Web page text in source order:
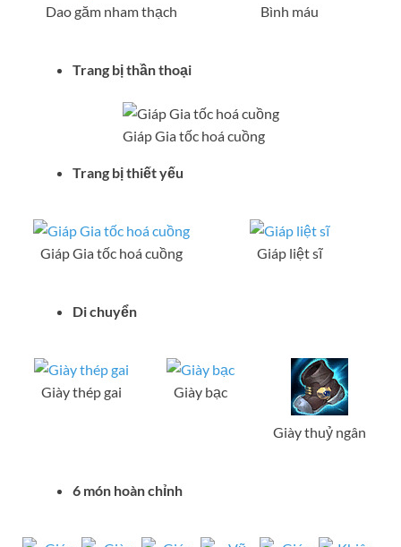
Dao găm nham thạch Bình máu
Trang bị thần thoại
Giáp Gia tốc hoá cuồng
Trang bị thiết yếu
Giáp Gia tốc hoá cuồng Giáp liệt sĩ
Di chuyển
Giày thép gai Giày bạc
Giày thuỷ ngân
6 món hoàn chỉnh